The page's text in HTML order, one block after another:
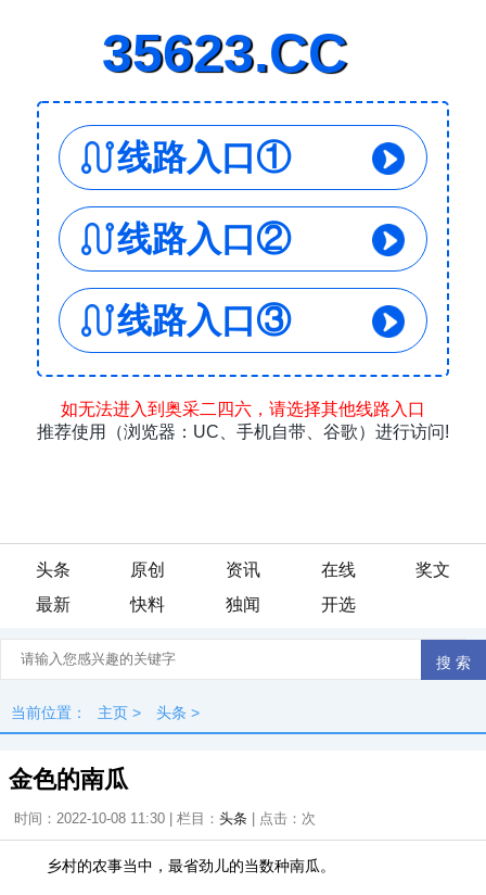
头条 原创 资讯 在线
奖文
最新
快料 独闻 开选
当前位置： 主页 > 头条 >
金色的南瓜
时间：2022-10-08 11:30 | 栏目： 头条 | 点击： 次
乡村的农事当中，最省劲儿的当数种南瓜。